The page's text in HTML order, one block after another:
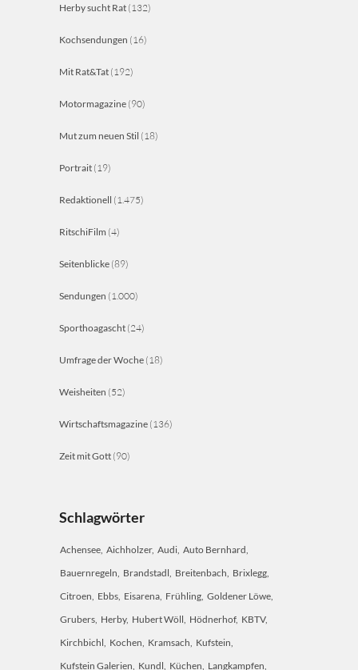
Herby sucht Rat (132)
Kochsendungen (16)
Mit Rat&Tat (192)
Motormagazine (90)
Mut zum neuen Stil (18)
Portrait (19)
Redaktionell (1.475)
RitschiFilm (4)
Seitenblicke (89)
Sendungen (1.000)
Sporthoagascht (24)
Umfrage der Woche (18)
Weisheiten (52)
Wirtschaftsmagazine (136)
Zeit mit Gott (90)
Schlagwörter
Achensee Aichholzer Audi Auto Bernhard
Bauernregeln Brandstadl Breitenbach Brixlegg
Citroen Ebbs Eisarena Frühling Goldener Löwe
Grubers Herby Hubert Wöll Hödnerhof KBTV
Kirchbichl Kochen Kramsach Kufstein
Kufstein Galerien Kundl Küchen Langkampfen